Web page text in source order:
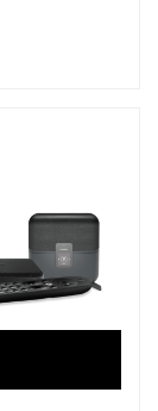
Engagement 12 mois